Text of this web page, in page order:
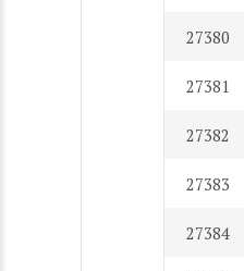
27380
27381
27382
27383
27384